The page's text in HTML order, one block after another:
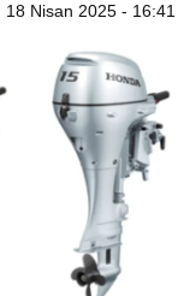
18 Nisan 2025 - 16:41